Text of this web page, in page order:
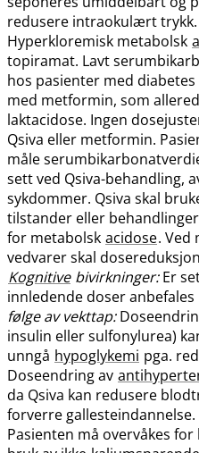
redusere intraokulært trykk.
Hyperkloremisk metabolsk
topiramat. Lavt
hos pasienter med
med metformin, som
laktacidose. Ingen
Qsiva eller metformin.
måle
sett ved Qsiva-behandling,
sykdommer. Qsiva skal
tilstander eller
for metabolsk acidose. Ved
vedvarer skal
Kognitive bivirkninger:Er
innledende doser anbefales
følge av vekttap:
insulin eller sulfonylurea)
unngå hypoglykemi pga.
Doseendring av
da Qsiva kan redusere
forverre gallesteindannelse.
Pasienten må overvåkes